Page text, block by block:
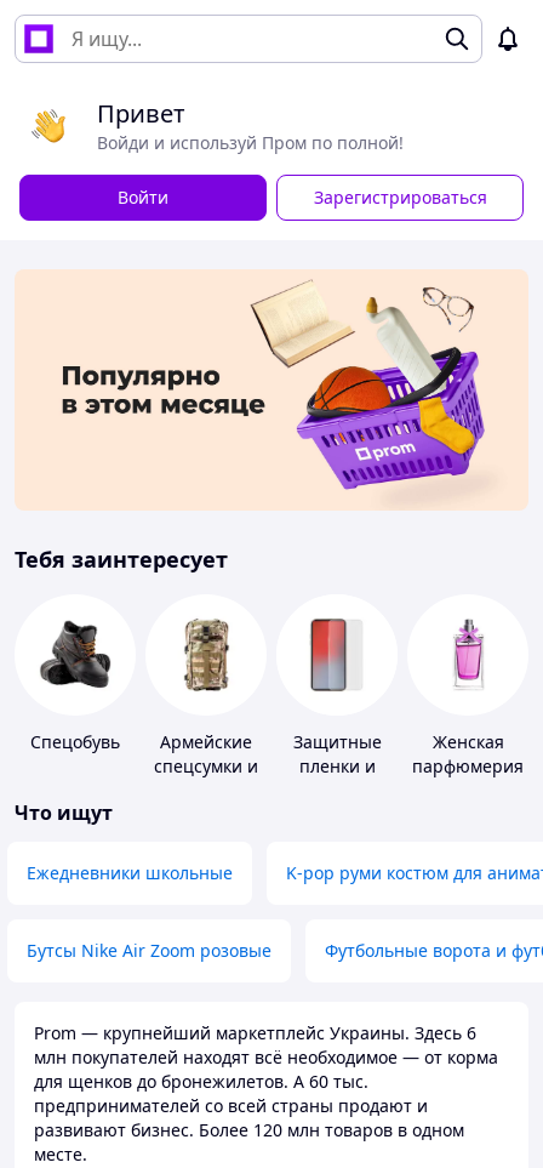
Привет
Войди и используй Пром по полной!
Войти Зарегистрироваться
Тебя заинтересует
Спецобувь
Армейские
спецсумки и
Защитные
пленки и
Женская
парфюмерия
Что ищут
Ежедневники школьные K-pop руми костюм для
Бутсы Nike Air Zoom розовые Футбольные ворота и
Prom — крупнейший маркетплейс Украины. Здесь 6
млн покупателей находят всё необходимое — от корма
для щенков до бронежилетов. А 60 тыс.
предпринимателей со всей страны продают и
развивают бизнес. Более 120 млн товаров в одном
месте.